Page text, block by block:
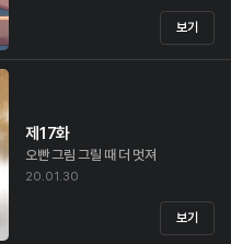
보기
제17화
오빤 그림 그릴 때 더 멋져
20.01.30
보기